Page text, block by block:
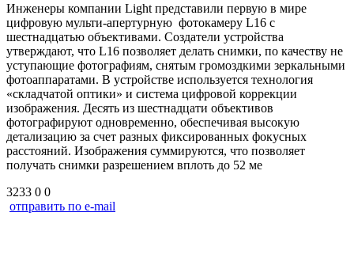
Инженеры компании Light представили первую в мире
цифровую мульти-апертурную фотокамеру L16 с
шестнадцатью объективами. Создатели устройства
утверждают, что L16 позволяет делать снимки, по качеству не
уступающие фотографиям, снятым громоздкими зеркальными
фотоаппаратами. В устройстве используется технология
«складчатой оптики» и система цифровой коррекции
изображения. Десять из шестнадцати объективов
фотографируют одновременно, обеспечивая высокую
детализацию за счет разных фиксированных фокусных
расстояний. Изображения суммируются, что позволяет
получать снимки разрешением вплоть до 52 ме
3233 0 0
отправить по e-mail